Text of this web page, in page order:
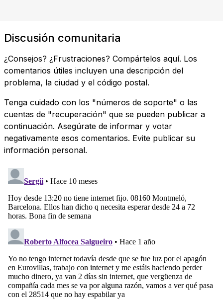
Discusión comunitaria
¿Consejos? ¿Frustraciones? Compártelos aquí. Los
comentarios útiles incluyen una descripción del
problema, la ciudad y el código postal.
Tenga cuidado con los "números de soporte" o las
cuentas de "recuperación" que se pueden publicar a
continuación. Asegúrate de informar y votar
negativamente esos comentarios. Evite publicar su
información personal.